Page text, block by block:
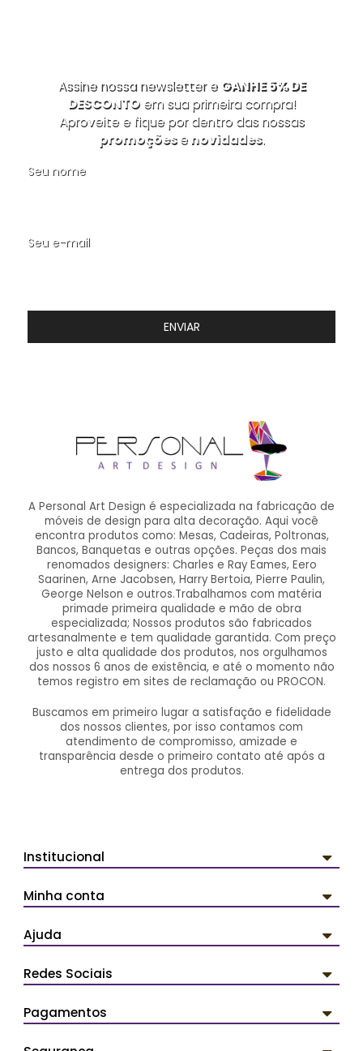
Assine nossa newsletter e GANHE 5% DE
DESCONTOem sua primeira compra!
Aproveite e fique por dentro das nossas
promoçõesenovidades.
Seu nome
Seu e-mail
ENVIAR
A Personal Art Design é especializada na fabricação de
móveis de design para alta decoração. Aqui você
encontra produtos como: Mesas, Cadeiras, Poltronas,
Bancos, Banquetas e outras opções. Peças dos mais
renomados designers: Charles e Ray Eames, Eero
Saarinen, Arne Jacobsen, Harry Bertoia, Pierre Paulin,
George Nelson e outros.Trabalhamos com matéria
primade primeira qualidade e mão de obra
especializada; Nossos produtos são fabricados
artesanalmente e tem qualidade garantida. Com preço
justo e alta qualidade dos produtos, nos orgulhamos
dos nossos 6 anos de existência, e até o momento não
temos registro em sites de reclamação ou PROCON.
Buscamos em primeiro lugar a satisfação e fidelidade
dos nossos clientes, por isso contamos com
atendimento de compromisso, amizade e
transparência desde o primeiro contato até após a
entrega dos produtos.
Institucional
Minha conta
Ajuda
Redes Sociais
Pagamentos